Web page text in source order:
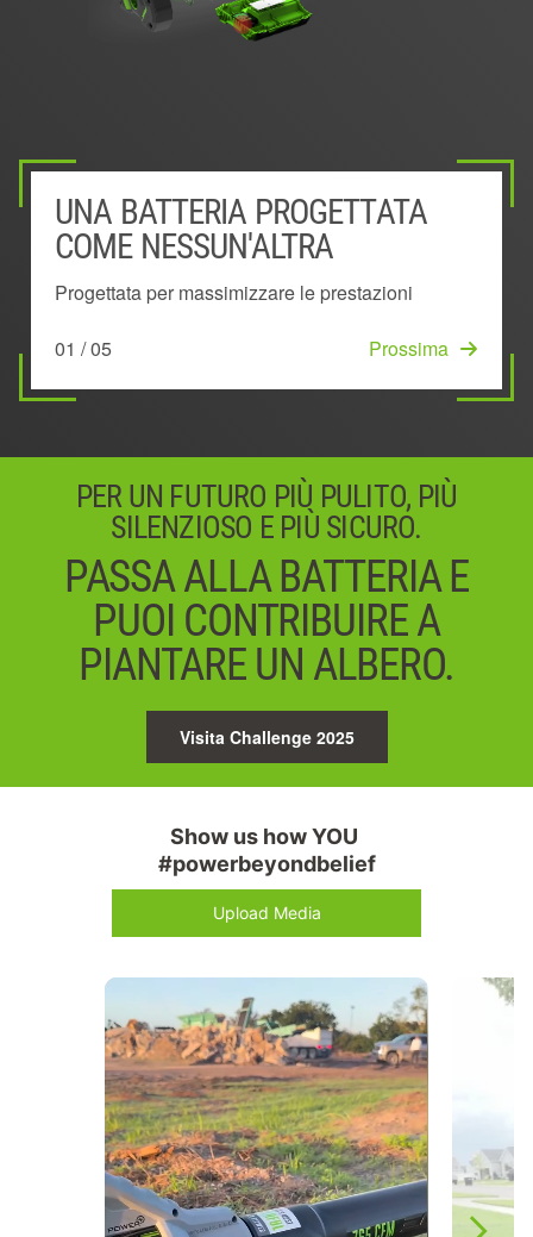
UNA BATTERIA PROGETTATA
COME NESSUN'ALTRA
Progettata per massimizzare le prestazioni
01 / 05 Prossima
BATTERIA MONTATA
ALL'ESTERNO
Rimane fredda più a lungo per fornire più potenza
SISTEMA DI GESTIONE DELLA
POTENZA
Mostra il livello di carica residua della batteria
03 / 05 Prossima
TECNOLOGIA ESCLUSIVA 'KEEP
COOL'™
Mantiene prestazioni al top prevenendo il
ESCLUSIVO DESIGN AD ARCO
Dissipa il calore in modo più efficace
PER UN FUTURO PIÙ PULITO, PIÙ
SILENZIOSO E PIÙ SICURO.
PASSA ALLA BATTERIA E
PUOI CONTRIBUIRE A
PIANTARE UN ALBERO.
Visita Challenge 2025
Show us how YOU
#powerbeyondbelief
Upload Media
Media Carousel
Carousel with product photos. Use the previous and next